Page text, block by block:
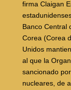
firma Claigan
Banco Central
Corea (Corea
Unidos
al que la
sancionado
nucleares, de